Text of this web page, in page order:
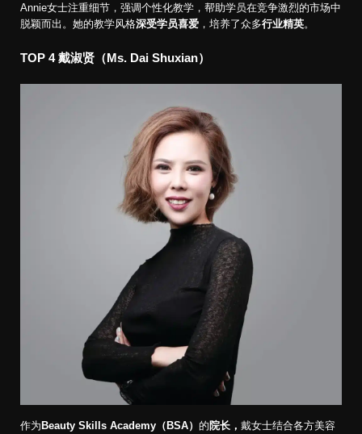
Annie女士注重细节，强调个性化教学，帮助学员在竞争激烈的市场中
脱颖而出。她的教学风格深受学员喜爱 ，培养了众多行业精英。
TOP 4戴淑贤（Ms. Dai Shuxian）
作为Beauty Skills Academy（BSA） 的院长， 戴女士结合各方美容